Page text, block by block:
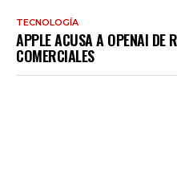
TECNOLOGÍA
APPLE ACUSA A OPENAI DE
COMERCIALES